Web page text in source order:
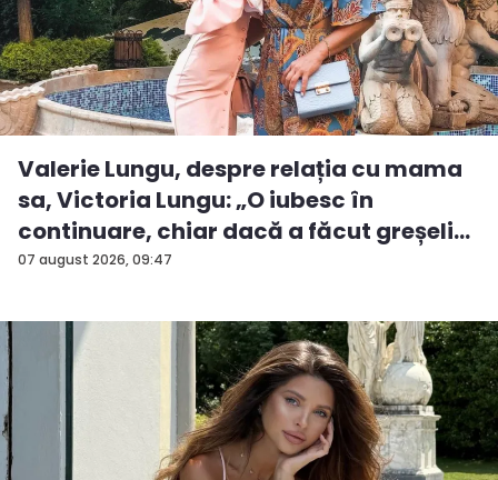
07 august 2026, 09:47
Valerie Lungu, despre relația cu mama
sa, Victoria Lungu: „O iubesc în
continuare, chiar dacă a făcut greșeli...